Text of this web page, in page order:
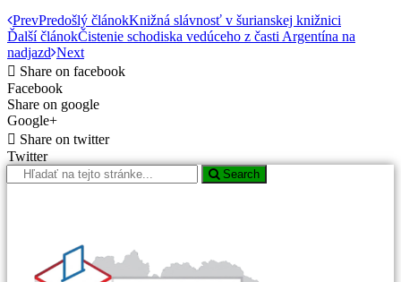
PrevPredošlý článokKnižná slávnosť v šurianskej knižnici
Ďalší článokČistenie schodiska vedúceho z časti Argentína na
nadjazd Next
Share on facebook
Facebook
Share on google
Google+
Share on twitter
Twitter
Search